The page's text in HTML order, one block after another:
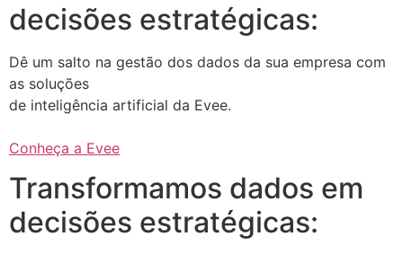
decisões estratégicas:
Dê um salto na gestão dos dados da sua empresa com
as soluções
de inteligência artificial da Evee.
Conheça a Evee
Transformamos dados em
decisões estratégicas: